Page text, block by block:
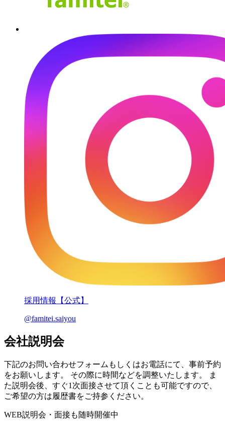
採用情報【公式】
@famitei.saiyou
会社説明会
下記のお問い合わせフォームもしくはお電話にて、事前予約
をお願いします。 その際に時間などを調整いたします。
ま
た説明会後、すぐ1次面接させて頂くことも可能ですので、
ご希望の方は履歴書をご持参ください。
WEB説明会・面接も随時開催中